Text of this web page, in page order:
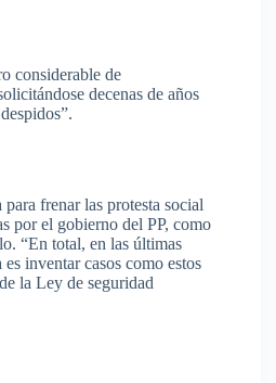
considerable de
decenas de años
despidos”.
para frenar las protesta social
porel gobierno del PP, como
. “En total, en las últimas
es inventar casos como estos
de la Ley de seguridad